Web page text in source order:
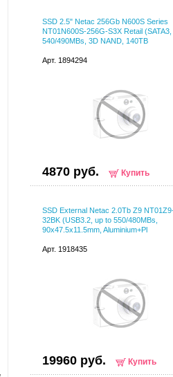
SSD 2.5" Netac 256Gb N600S Series
NT01N600S-256G-S3X Retail
540/490MBs, 3D NAND, 140TB
Арт. 1894294
4870 руб. Купить
SSD External Netac 2.0Tb Z9
32BK (USB3.2, up to 550/480MBs,
90х47.5х11.5mm, Aluminium+Pl
Арт. 1918435
19960 руб. Купить